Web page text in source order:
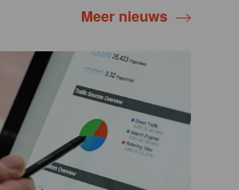
Meer nieuws